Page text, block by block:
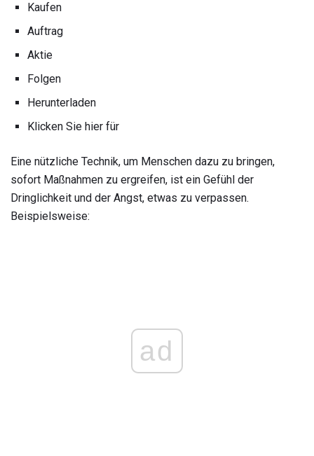
Kaufen
Auftrag
Aktie
Folgen
Herunterladen
Klicken Sie hier für
Eine nützliche Technik, um Menschen dazu zu bringen,
sofort Maßnahmen zu ergreifen, ist ein Gefühl der
Dringlichkeit und der Angst, etwas zu verpassen.
Beispielsweise:
ad